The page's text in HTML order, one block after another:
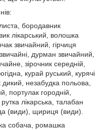
бородавник
лікарський, волошка
звичайний, гірчиця
дурман звичайний,
зірочник середній,
курай руський, курячі
дикий, незабудка польова,
портулак городній,
лікарська, талабан
(види), щириця (види).
собача, ромашка